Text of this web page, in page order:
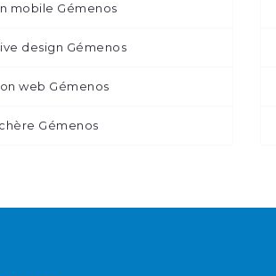
mobile Gémenos
design Gémenos
web Gémenos
Gémenos